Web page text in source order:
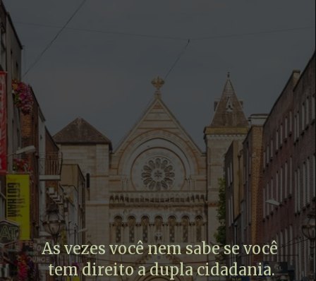
As vezes você nem sabe se você
tem direito a dupla cidadania.